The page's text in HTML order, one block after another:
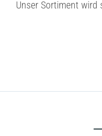
Unser Sortiment wird